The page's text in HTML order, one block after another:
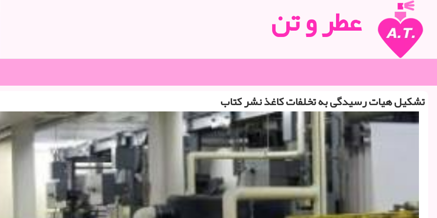
عطر و تن
تشكیل هیات رسیدگی به تخلفات كاغذ نشر كتاب